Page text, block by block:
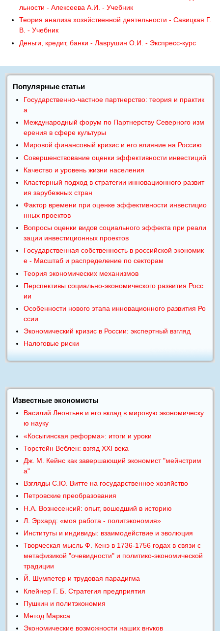
Популярные статьи
Государственно-частное партнерство: теория и практик
а
Международный форум по Партнерству Северного изм
ерения в сфере культуры
Мировой финансовый кризис и его влияние на Россию
Совершенствование оценки эффективности инвестиций
Качество и уровень жизни населения
Кластерный подход в стратегии инновационного развит
ия зарубежных стран
Фактор времени при оценке эффективности инвестицио
нных проектов
Вопросы оценки видов социального эффекта при реали
зации инвестиционных проектов
Государственная собственность в российской экономик
е - Масштаб и распределение по секторам
Теория экономических механизмов
Перспективы социально-экономического развития Росс
ии
Особенности нового этапа инновационного развития Ро
ссии
Экономический кризис в России: экспертный взгляд
Налоговые риски
льности - Алексеева А.И. - Учебник
Теория анализа хозяйственной деятельности - Савицкая Г.
В. - Учебник
Деньги, кредит, банки - Лаврушин О.И. - Экспресс-курс
Известные экономисты
Василий Леонтьев и его вклад в мировую экономическу
ю науку
«Косыгинская реформа»: итоги и уроки
Торстейн Веблен: взгяд XXI века
Дж. М. Кейнс как завершающий экономист "мейнстрим
а"
Взгляды С.Ю. Витте на государственное хозяйство
Петровские преобразования
Н.А. Вознесенсий: опыт, вошедший в историю
Л. Эрхард: «моя работа - политэкономия»
Институты и индивиды: взаимодействие и эволюция
Творческая мысль Ф. Кенэ в 1736-1756 годах в связи с
метафизикой "очевидности" и политико-экономической
традиции
Й. Шумпетер и трудовая парадигма
Клейнер Г. Б. Стратегия предприятия
Пушкин и политэкономия
Метод Маркса
Экономические возможности наших внуков